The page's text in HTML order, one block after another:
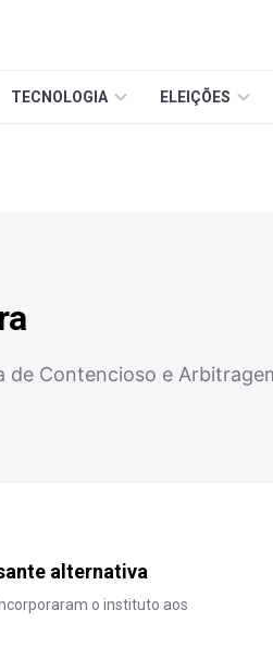
TECNOLOGIA ELEIÇÕES
de Contencioso e
alternativa
o instituto aos